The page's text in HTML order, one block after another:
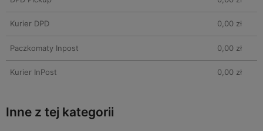
Kurier DPD 0,00 zł
Paczkomaty Inpost 0,00 zł
Kurier InPost 0,00 zł
Inne z tej kategorii